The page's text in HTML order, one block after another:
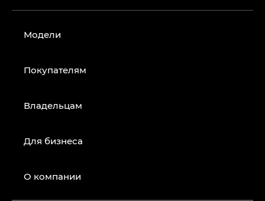
Модели
Покупателям
Владельцам
Для бизнеса
О компании